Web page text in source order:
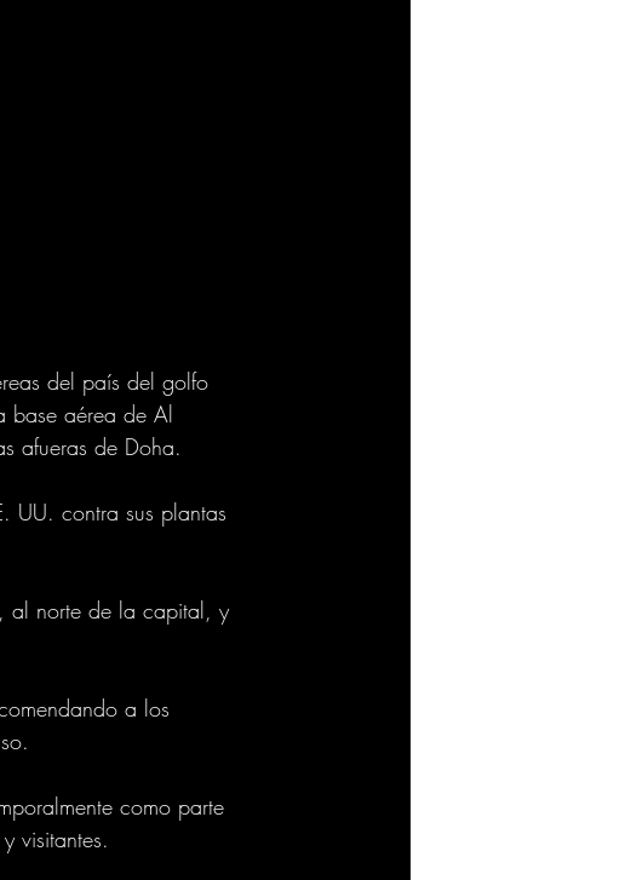
del país del golfo
base aérea de Al
afueras de Doha.
UU. contra sus plantas
al norte de la capital, y
a los
como parte
visitantes.